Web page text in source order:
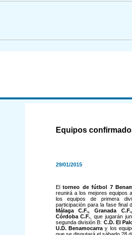
Equipos
29/01/2015
Eltorneo de fútbol 7
reunirá a los mejores equipos
los equipos de primera
participación para la fase final
Málaga C.F., Granada
Córdoba C.F. , que jugarán
segunda división B: C.D. El
U.D. Benamocarray los